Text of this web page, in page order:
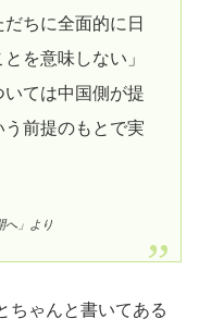
ちに全面的に日
を意味しない」
ては中国側が提
前提のもとで実
へ」より
ちゃんと書いてある